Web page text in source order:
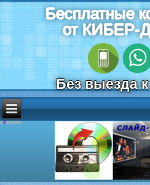
Бесплатные
от КИБЕР-
Без выезда